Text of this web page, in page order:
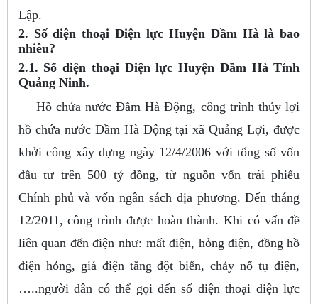
Lập.
2. Số điện thoại Điện lực Huyện Đầm Hà là bao
nhiêu?
2.1. Số điện thoại Điện lực Huyện Đầm Hà Tỉnh
Quảng Ninh.
Hồ chứa nước Đầm Hà Động, công trình thủy lợi
hồ chứa nước Đầm Hà Động tại xã Quảng Lợi, được
khởi công xây dựng ngày 12/4/2006 với tổng số vốn
đầu tư trên 500 tỷ đồng, từ nguồn vốn trái phiếu
Chính phủ và vốn ngân sách địa phương. Đến tháng
12/2011, công trình được hoàn thành. Khi có vấn đề
liên quan đến điện như: mất điện, hỏng điện, đồng hồ
điện hỏng, giá điện tăng đột biến, chảy nổ tụ điện,
…..người dân có thể gọi đến số điện thoại điện lực